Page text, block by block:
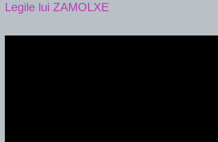
Legile lui ZAMOLXE